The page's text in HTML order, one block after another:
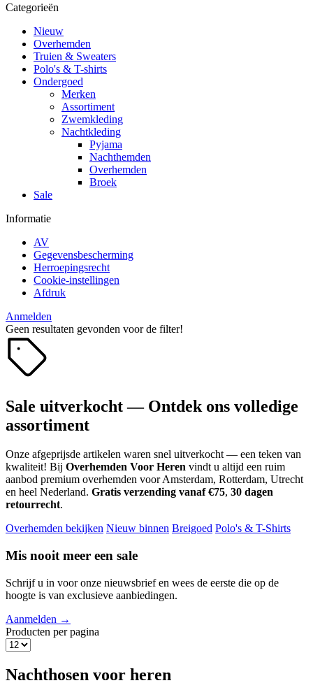
Categorieën
Nieuw
Overhemden
Truien & Sweaters
Polo's & T-shirts
Ondergoed
Merken
Assortiment
Zwemkleding
Nachtkleding
Pyjama
Nachthemden
Overhemden
Broek
Sale
Informatie
AV
Gegevensbescherming
Herroepingsrecht
Cookie-instellingen
Afdruk
Anmelden
Geen resultaten gevonden voor de filter!
Sale uitverkocht — Ontdek ons volledige
assortiment
Onze afgeprijsde artikelen waren snel uitverkocht — een teken van
kwaliteit! Bij Overhemden Voor Heren vindt u altijd een ruim
aanbod premium overhemden voor Amsterdam, Rotterdam, Utrecht
en heel Nederland. Gratis verzending vanaf €75, 30 dagen
retourrecht.
Overhemden bekijken Nieuw binnen Breigoed Polo's & T-Shirts
Mis nooit meer een sale
Schrijf u in voor onze nieuwsbrief en wees de eerste die op de
hoogte is van exclusieve aanbiedingen.
Aanmelden →
Producten per pagina
Nachthosen voor heren